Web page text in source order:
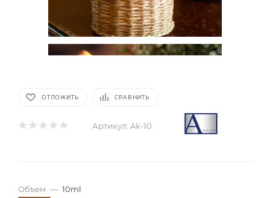
ОТЛОЖИТЬ СРАВНИТЬ
Артикул: Ak-10
Объем — 10ml